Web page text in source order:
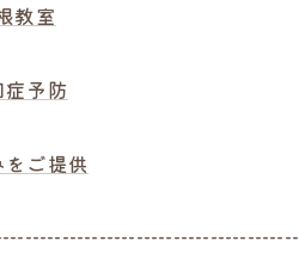
教室
予防
ご提供